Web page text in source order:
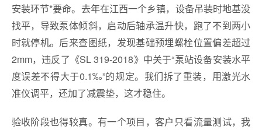
安装环节*要命。去年在江西一个乡镇，设备吊装时地基没
找平，导致泵体倾斜，启动后轴承温升快，跑了不到两小
时就停机。后来查图纸，发现基础预埋螺栓位置偏差超过
2mm，违反了《SL 319-2018》中关于“泵站设备安装水平
度误差不得大于0.1‰”的规定。我们拆了重装，用激光水
准仪调平，还加了减震垫，这才稳住。
验收阶段也得较真。有一个项目，客户只看流量测试，我